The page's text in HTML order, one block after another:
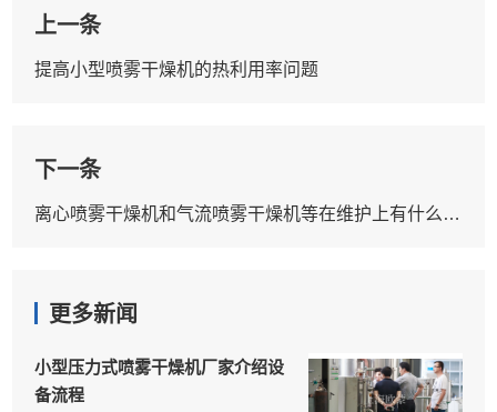
上一条
提高小型喷雾干燥机的热利用率问题
下一条
离心喷雾干燥机和气流喷雾干燥机等在维护上有什么区别？
更多新闻
小型压力式喷雾干燥机厂家介绍设
备流程